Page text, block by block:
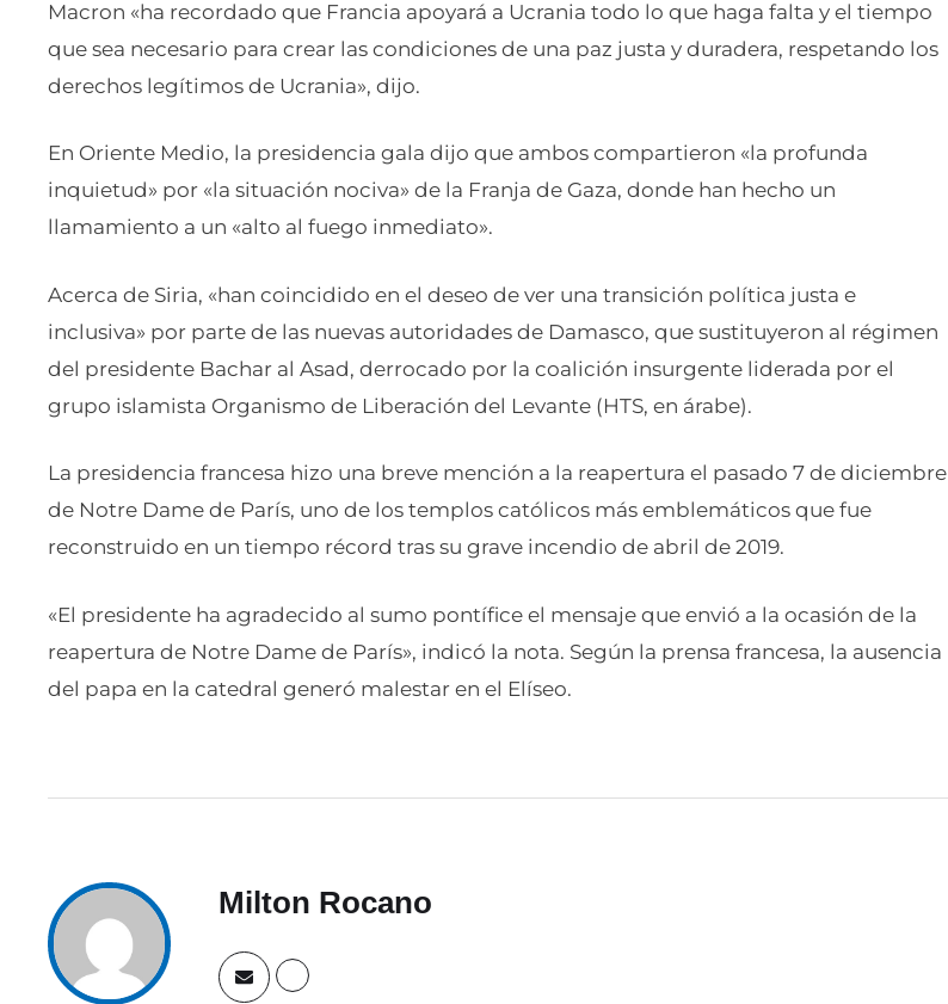
Macron «ha recordado que Francia apoyará a Ucrania todo lo que haga falta y el tiempo
que sea necesario para crear las condiciones de una paz justa y duradera, respetando los
derechos legítimos de Ucrania», dijo.
En Oriente Medio, la presidencia gala dijo que ambos compartieron «la profunda
inquietud» por «la situación nociva» de la Franja de Gaza, donde han hecho un
llamamiento a un «alto al fuego inmediato».
Acerca de Siria, «han coincidido en el deseo de ver una transición política justa e
inclusiva» por parte de las nuevas autoridades de Damasco, que sustituyeron al régimen
del presidente Bachar al Asad, derrocado por la coalición insurgente liderada por el
grupo islamista Organismo de Liberación del Levante (HTS, en árabe).
La presidencia francesa hizo una breve mención a la reapertura el pasado 7 de diciembre
de Notre Dame de París, uno de los templos católicos más emblemáticos que fue
reconstruido en un tiempo récord tras su grave incendio de abril de 2019.
«El presidente ha agradecido al sumo pontífice el mensaje que envió a la ocasión de la
reapertura de Notre Dame de París», indicó la nota. Según la prensa francesa, la ausencia
del papa en la catedral generó malestar en el Elíseo.
Milton Rocano